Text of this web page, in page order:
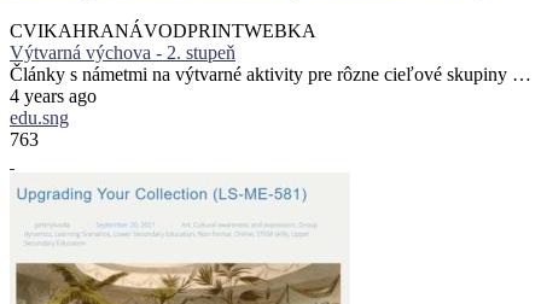
CVIKAHRANÁVODPRINTWEBKA
Výtvarná výchova - 2. stupeň
Články s námetmi na výtvarné aktivity pre rôzne cieľové skupiny …
4 years ago
edu.sng
763